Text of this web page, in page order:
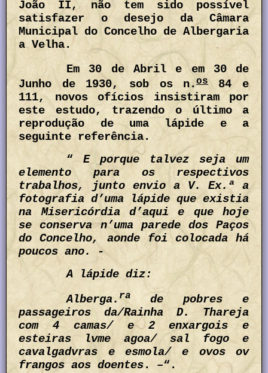
João II, não tem sido possível
satisfazer o desejo da Câmara
Municipal do Concelho de Albergaria
a Velha.
Em 30 de Abril e em 30 de
Junho de 1930, sob os n.os
84 e
111, novos ofícios insistiram por
este estudo, trazendo o último a
reprodução de uma lápide e a
seguinte referência.
“E porque talvez seja um
elemento para os respectivos
trabalhos, junto envio a V. Ex.ª a
fotografia d’uma lápide que existia
na Misericórdia d’aqui e que hoje
se conserva n’uma parede dos Paços
do Concelho, aonde foi colocada há
poucos ano. -
A lápide diz:
Alberga.ra
de pobres e
passageiros da/Rainha D. Thareja
com 4 camas/ e 2 enxargois e
esteiras lvme agoa/ sal fogo e
cavalgadvras e esmola/ e ovos ov
frangos aos doentes. –“.